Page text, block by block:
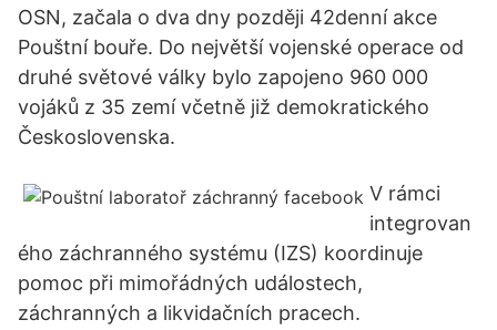
OSN, začala o dva dny později 42denní akce
Pouštní bouře. Do největší vojenské operace od
druhé světové války bylo zapojeno 960 000
vojáků z 35 zemí včetně již demokratického
Československa.
V rámci
integrovan
ého záchranného systému (IZS) koordinuje
pomoc při mimořádných událostech,
záchranných a likvidačních pracech.